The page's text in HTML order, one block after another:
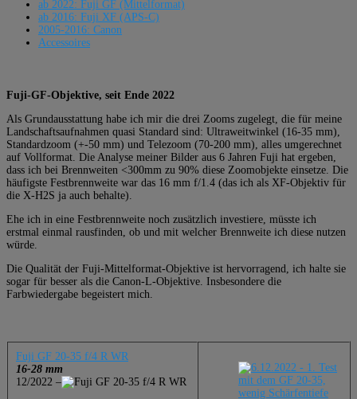
ab 2022: Fuji GF (Mittelformat)
ab 2016: Fuji XF (APS-C)
2005-2016: Canon
Accessoires
Fuji-GF-Objektive, seit Ende 2022
Als Grundausstattung habe ich mir die drei Zooms zugelegt, die für meine
Landschaftsaufnahmen quasi Standard sind: Ultraweitwinkel (16-35 mm),
Standardzoom (+-50 mm) und Telezoom (70-200 mm), alles umgerechnet
auf Vollformat. Die Analyse meiner Bilder aus 6 Jahren Fuji hat ergeben,
dass ich bei Brennweiten <300mm zu 90% diese Zoomobjekte einsetze. Die
häufigste Festbrennweite war das 16 mm f/1.4 (das ich als XF-Objektiv für
die X-H2S ja auch behalte).
Ehe ich in eine Festbrennweite noch zusätzlich investiere, müsste ich
erstmal einmal rausfinden, ob und mit welcher Brennweite ich diese nutzen
würde.
Die Qualität der Fuji-Mittelformat-Objektive ist hervorragend, ich halte sie
sogar für besser als die Canon-L-Objektive. Insbesondere die
Farbwiedergabe begeistert mich.
Fuji GF 20-35 f/4 R WR
16-28 mm
12/2022 –